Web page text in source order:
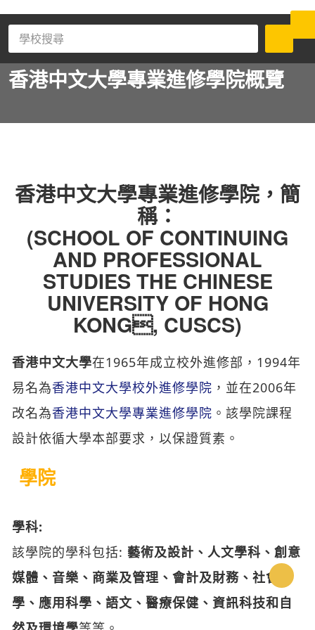
香港中文大學專業進修學院概覽
香港中文大學專業進修學院，簡
稱：
(SCHOOL OF CONTINUING
AND PROFESSIONAL
STUDIES THE CHINESE
UNIVERSITY OF HONG
KONG, CUSCS)
香港中文大學在1965年成立校外進修部，1994年
易名為香港中文大學校外進修學院 ，並在2006年
改名為香港中文大學專業進修學院 。該學院課程
設計依循大學本部要求，以保證質素。
學院
學科:
該學院的學科包括: 藝術及設計、人文學科、創意
媒體、音樂、商業及管理、會計及財務、社會科
學、應用科學、語文、醫療保健、資訊科技和自